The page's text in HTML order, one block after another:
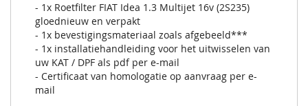
- 1x Roetfilter FIAT Idea 1.3 Multijet 16v (2S235)
gloednieuw en verpakt
- 1x bevestigingsmateriaal zoals afgebeeld***
- 1x installatiehandleiding voor het uitwisselen van
uw KAT / DPF als pdf per e-mail
- Certificaat van homologatie op aanvraag per e-
mail